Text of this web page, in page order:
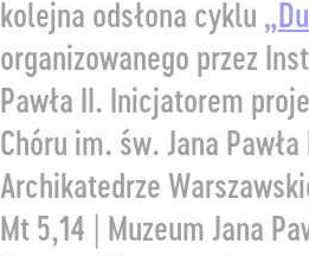
kolejna odsłona cyklu
organizowanego przez
Pawła II. Inicjatorem
Chóru im. św. Jana
Archikatedrze
Mt 5,14 | Muzeum Jana